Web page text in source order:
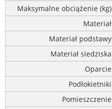
Maksymalne obciążenie (kg)
Materiał
Materiał podstawy
Materiał siedziska
Oparcie
Podłokietniki
Pomieszczenie